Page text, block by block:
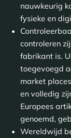
nauwkeurig
fysieke en
controleren
fabrikant is.
toegevoegd
market
en volledig
Europees
genoemd,
Wereldwijd